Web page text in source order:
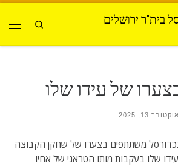
בית"ר ירושלים
Search
של עידו שלו
אוקטובר 13, 2025
בכדורסל משתתפים בצערו של שחקן הקבוצה
שלו בעקבות מותו הטראגי של אחיו